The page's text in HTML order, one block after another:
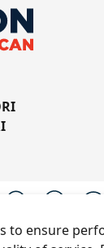
to ensure